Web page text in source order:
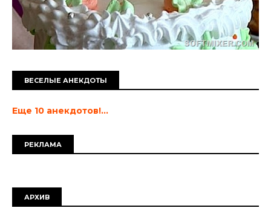
ВЕСЕЛЫЕ АНЕКДОТЫ
Еще 10 анекдотов!...
РЕКЛАМА
АРХИВ